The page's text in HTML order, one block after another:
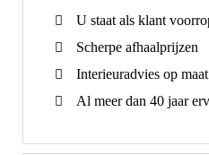
U staat als klant
Scherpe afhaalprijzen
Interieuradvies op maat
Al meer dan 40 jaar